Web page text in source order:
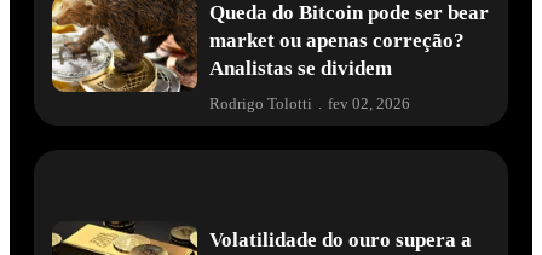
Queda do Bitcoin pode ser bear
market ou apenas correção?
Analistas se dividem
Rodrigo Tolotti . fev 02, 2026
Volatilidade do ouro supera a